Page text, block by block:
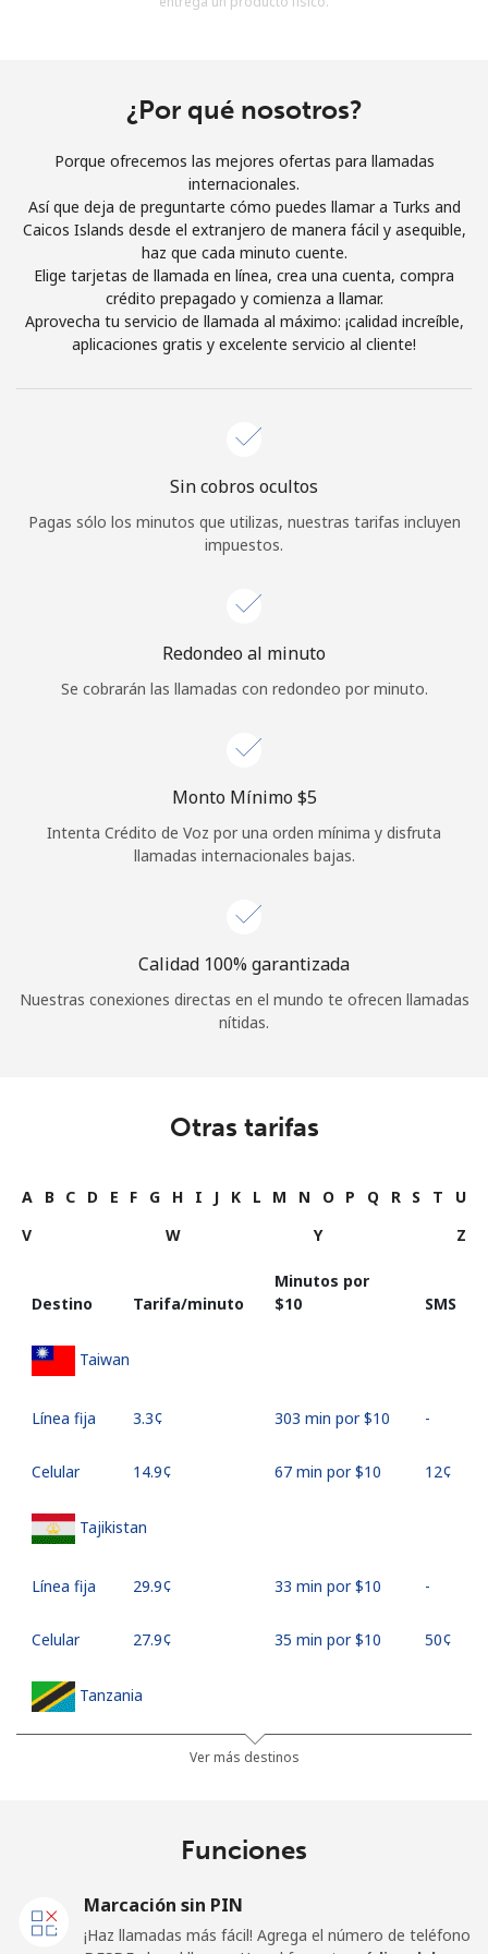
Al abrir una cuenta en este sitio web, estoy de acuerdo con
Únete
¡Hola!
Inicia sesión oREGÍSTRATE →
Iniciar Sesión
¿Por qué nosotros?
Porque ofrecemos las mejores ofertas para llamadas
internacionales.
Así que deja de preguntarte cómo puedes llamar a Turks and
Caicos Islands desde el extranjero de manera fácil y asequible,
haz que cada minuto cuente.
Elige tarjetas de llamada en línea, crea una cuenta, compra
crédito prepagado y comienza a llamar.
Aprovecha tu servicio de llamada al máximo: ¡calidad increíble,
aplicaciones gratis y excelente servicio al cliente!
Sin cobros ocultos
Pagas sólo los minutos que utilizas, nuestras tarifas incluyen
impuestos.
Redondeo al minuto
Se cobrarán las llamadas con redondeo por minuto.
Monto Mínimo ⁦$5⁩
Intenta Crédito de Voz por una orden mínima y disfruta
llamadas internacionales bajas.
Calidad 100% garantizada
Nuestras conexiones directas en el mundo te ofrecen llamadas
nítidas.
Otras tarifas
A B C D E F G H I J K L M N O P Q R S T
U
V
W Y Z
Destino Tarifa/minuto
Minutos por
⁦$10⁩
SMS
Taiwan
Línea fija ⁦3.3¢⁩ 303 min por ⁦$10⁩ -
Celular ⁦14.9¢⁩ 67 min por ⁦$10⁩ ⁦12¢⁩
Tajikistan
Línea fija ⁦29.9¢⁩ 33 min por ⁦$10⁩ -
Celular ⁦27.9¢⁩ 35 min por ⁦$10⁩ ⁦50¢⁩
Tanzania
25 min por ⁦$10⁩
Línea fija
Ver más destinos
Funciones
Marcación sin PIN
¡Haz llamadas más fácil! Agrega el número de teléfono